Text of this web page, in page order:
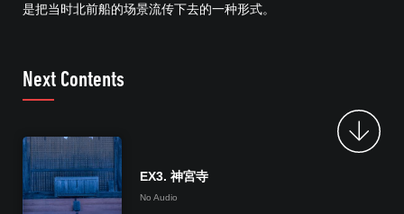
是把当时北前船的场景流传下去的一种形式。
Next Contents
EX3. 神宮寺
No Audio